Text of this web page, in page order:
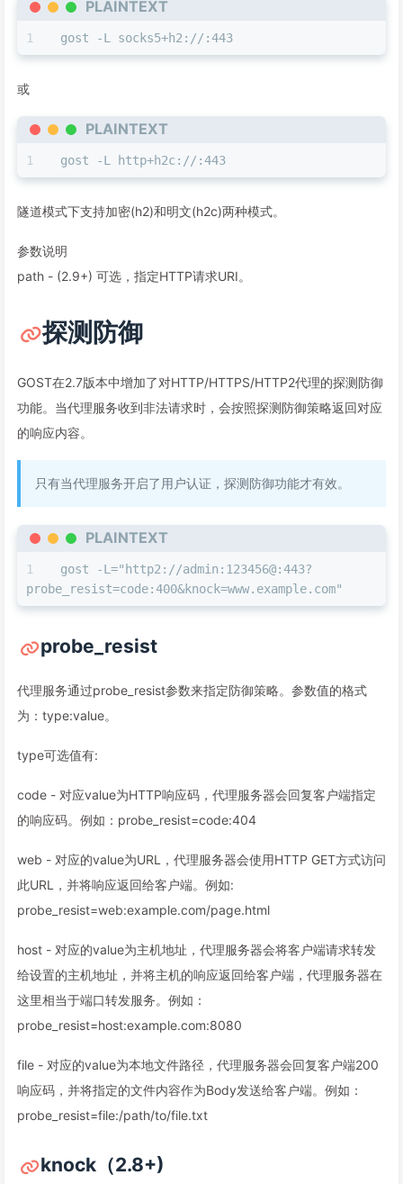
PLAINTEXT
gost -L socks5+h2://:443
或
PLAINTEXT
gost -L http+h2c://:443
隧道模式下支持加密(h2)和明文(h2c)两种模式。
参数说明
path - (2.9+) 可选，指定HTTP请求URI。
探测防御
GOST在2.7版本中增加了对HTTP/HTTPS/HTTP2代理的探测防御
功能。当代理服务收到非法请求时，会按照探测防御策略返回对应
的响应内容。
只有当代理服务开启了用户认证，探测防御功能才有效。
PLAINTEXT
gost -L="http2://admin:123456@:443?
probe_resist=code:400&knock=www.example.com"
probe_resist
代理服务通过probe_resist参数来指定防御策略。参数值的格式
为：type:value。
type可选值有:
code - 对应value为HTTP响应码，代理服务器会回复客户端指定
的响应码。例如：probe_resist=code:404
web - 对应的value为URL，代理服务器会使用HTTP GET方式访问
此URL，并将响应返回给客户端。例如:
probe_resist=web:example.com/page.html
host - 对应的value为主机地址，代理服务器会将客户端请求转发
给设置的主机地址，并将主机的响应返回给客户端，代理服务器在
这里相当于端口转发服务。例如：
probe_resist=host:example.com:8080
file - 对应的value为本地文件路径，代理服务器会回复客户端200
响应码，并将指定的文件内容作为Body发送给客户端。例如：
probe_resist=file:/path/to/file.txt
knock（2.8+)